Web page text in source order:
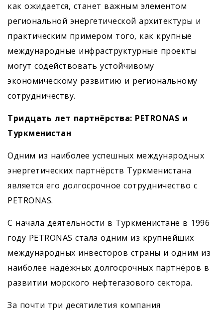
как ожидается, станет важным элементом
региональной энергетической архитектуры и
практическим примером того, как крупные
международные инфраструктурные проекты
могут содействовать устойчивому
экономическому развитию и региональному
сотрудничеству.
Тридцать лет партнёрства: PETRONAS и
Туркменистан
Одним из наиболее успешных международных
энергетических партнёрств Туркменистана
является его долгосрочное сотрудничество с
PETRONAS.
С начала деятельности в Туркменистане в 1996
году PETRONAS стала одним из крупнейших
международных инвесторов страны и одним из
наиболее надёжных долгосрочных партнёров в
развитии морского нефтегазового сектора.
За почти три десятилетия компания